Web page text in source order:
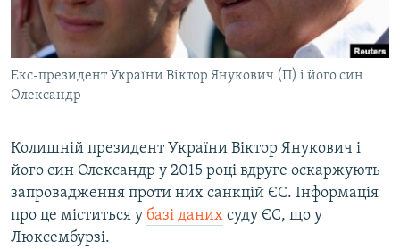
ВІДЕОУРОКИ «ELIFBE»
СВІДЧЕННЯ ОКУПАЦІЇ
УКРАЇНСЬКА ПРОБЛЕМА КРИМУ
Русский
Qırımtatar
Усі сайти RFE/RL
Екс-президент України Віктор Янукович (П) і його син
Олександр
Колишній президент України Віктор Янукович і
його син Олександр у 2015 році вдруге оскаржують
запровадження проти них санкцій ЄС. Інформація
про це міститься у базі даних суду ЄС, що у
Люксембурзі.